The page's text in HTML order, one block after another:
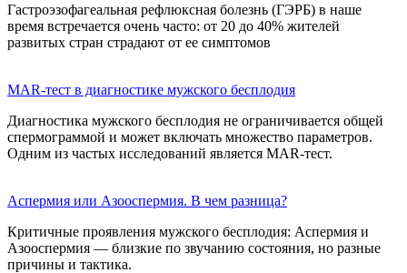
Гастроэзофагеальная рефлюксная болезнь (ГЭРБ) в наше
время встречается очень часто: от 20 до 40% жителей
развитых стран страдают от ее симптомов
MAR-тест в диагностике мужского бесплодия
Диагностика мужского бесплодия не ограничивается общей
спермограммой и может включать множество параметров.
Одним из частых исследований является MAR-тест.
Аспермия или Азооспермия. В чем разница?
Критичные проявления мужского бесплодия: Аспермия и
Азооспермия — близкие по звучанию состояния, но разные
причины и тактика.